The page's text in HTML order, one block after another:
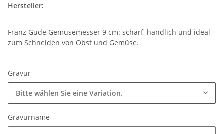
Hersteller:
Franz Güde Gemüsemesser 9 cm: scharf, handlich und ideal
zum Schneiden von Obst und Gemüse.
Gravur
Bitte wählen Sie eine Variation.
Gravurname